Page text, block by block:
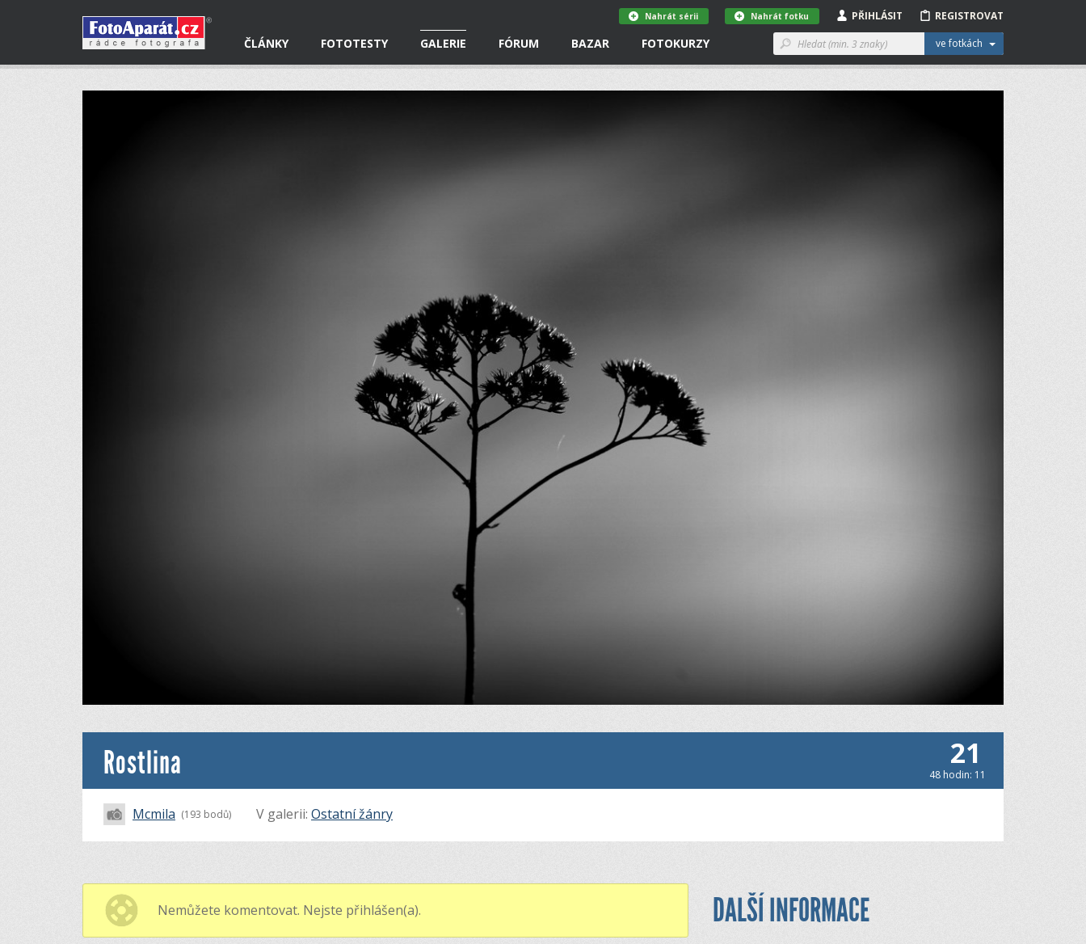
ČLÁNKY FOTOTESTY GALERIE FÓRUM BAZAR FOTOKURZY ve fotkách
REGISTROVAT
PŘIHLÁSIT
Nahrát fotku
Nahrát sérii
Rostlina 21
48 hodin: 11
Mcmila (193 bodů) V galerii: Ostatní žánry
Nemůžete komentovat. Nejste přihlášen(a). DALŠÍ INFORMACE